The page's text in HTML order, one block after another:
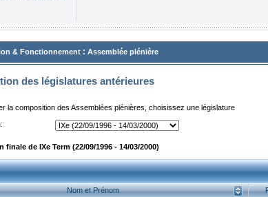
& Fonctionnement : Assemblée plénière
des législatures antérieures
la composition des Assemblées plénières, choisissez une législature
finale de IXe Term (22/09/1996 - 14/03/2000)
Nom et Prénom